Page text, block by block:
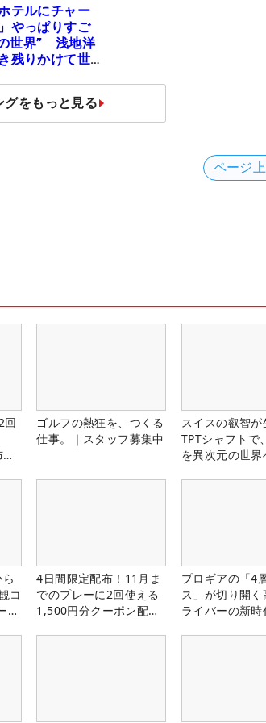
テルにチャー
やっぱりすご
世界” 浅地洋
残りかけて世
グをもっと見る
ページ
回
ゴルフの熱狂を、つくる
仕事。｜スタッフ募集中
スイスの叡智
TPTシャフトで
を異次元の世界
コ
俱
4日間限定配布！11月ま
でのプレーに2回使える
1,500円分クーポン配布
プロギアの「4
ス」が切り開
ライバーの新時